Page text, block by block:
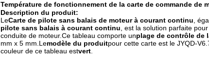
Température de fonctionnement de la carte de commande de
Description du produit:
LeCarte de pilote sans balais de moteur à courant continu ,
pilote sans balais à courant continu , est la solution parfaite
conduite de moteur.Ce tableau comporte unplage de contrôle de
mm x 5 mm.Lemodèle du produitpour cette carte est le JYQD-
couleur de ce tableau estvert